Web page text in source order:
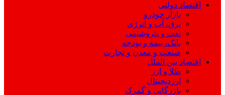
اقتصاد دولتی
بازار خودرو
برق، آب و انرژی
نفت و پتروشیمی
بانک، بیمه و بودجه
صنعت و معدن و تجارت
اقتصاد بین الملل
طلا و ارز
ارزدیجیتال
بازرگانی و گمرک